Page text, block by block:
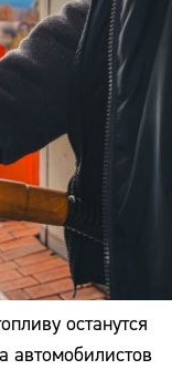
останутся
автомобилистов